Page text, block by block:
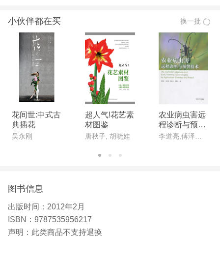
得省、市一、二、三等奖9项。主编、参编的著作有
《柑橘病虫害防治彩色图说》、《柑橘病虫害原色图
谱》、《柑橘优质安全标准化生产百问百答》、《柑
橘病虫草害防治彩色图谱》、《广东柑橘图谱》、
《中国柑橘品种》、《荔枝龙眼病虫害的识别与防
治》、《荔枝龙眼病虫害无公害防治彩色图说》等18
本。
小伙伴都在买 换一批
花间世:中式古
典插花
吴永刚
超人气!花艺素
材图鉴
唐秋子, 胡晓娃
农业病虫害远
程诊断与预警
技术
图书信息
出版时间： 2012年2月
ISBN： 9787535956217
声明： 此类商品不支持退换